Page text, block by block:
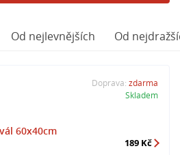
Od nejlevnějších Od
60x40cm
Doprava: zdarma
Skladem
189 Kč